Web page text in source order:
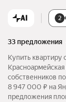
AI 2
33 предложения
Купить
собственников
8 947 000 ₽ на
предложения